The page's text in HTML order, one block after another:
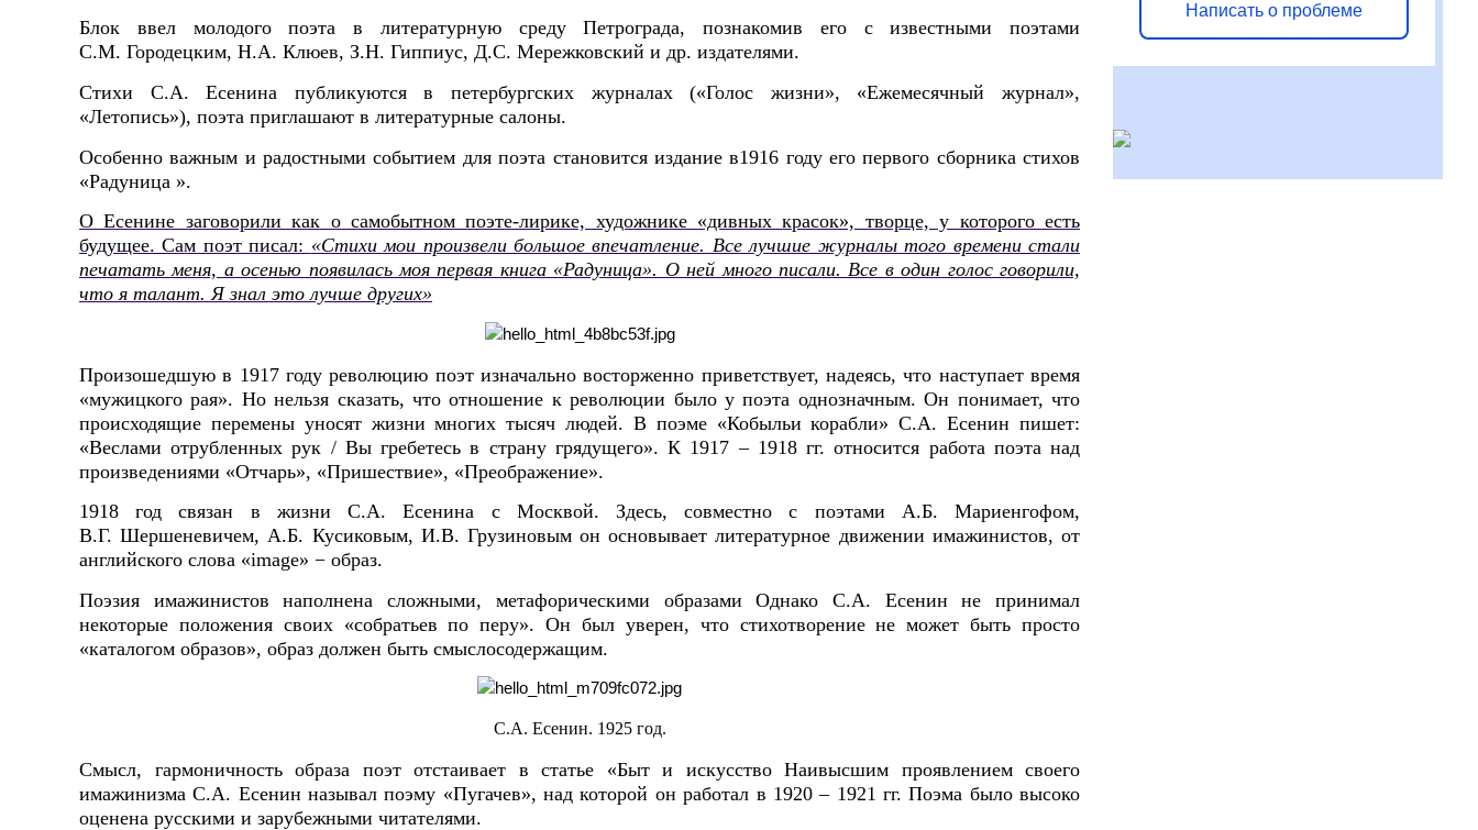
Написать о проблеме
Блок ввел молодого поэта в литературную среду Петрограда, познакомив его с известными поэтами
С.М. Городецким, Н.А. Клюев, З.Н. Гиппиус, Д.С. Мережковский и др. издателями.
Стихи С.А. Есенина публикуются в петербургских журналах («Голос жизни», «Ежемесячный журнал»,
«Летопись»), поэта приглашают в литературные салоны.
Особенно важным и радостными событием для поэта становится издание в1916 году его первого сборника стихов
«Радуница ».
О Есенине заговорили как о самобытном поэте-лирике, художнике «дивных красок», творце, у которого есть
будущее. Сам поэт писал: «Стихи мои произвели большое впечатление. Все лучшие журналы того времени стали
печатать меня, а осенью появилась моя первая книга «Радуница». О ней много писали. Все в один голос говорили,
что я талант. Я знал это лучше других»
Произошедшую в 1917 году революцию поэт изначально восторженно приветствует, надеясь, что наступает время
«мужицкого рая». Но нельзя сказать, что отношение к революции было у поэта однозначным. Он понимает, что
происходящие перемены уносят жизни многих тысяч людей. В поэме «Кобыльи корабли» С.А. Есенин пишет:
«Веслами отрубленных рук / Вы гребетесь в страну грядущего». К 1917 – 1918 гг. относится работа поэта над
произведениями «Отчарь», «Пришествие», «Преображение».
1918 год связан в жизни С.А. Есенина с Москвой. Здесь, совместно с поэтами А.Б. Мариенгофом,
В.Г. Шершеневичем, А.Б. Кусиковым, И.В. Грузиновым он основывает литературное движении имажинистов, от
английского слова «image» − образ.
Поэзия имажинистов наполнена сложными, метафорическими образами Однако С.А. Есенин не принимал
некоторые положения своих «собратьев по перу». Он был уверен, что стихотворение не может быть просто
«каталогом образов», образ должен быть смыслосодержащим.
С.А. Есенин. 1925 год.
Смысл, гармоничность образа поэт отстаивает в статье «Быт и искусство Наивысшим проявлением своего
имажинизма С.А. Есенин называл поэму «Пугачев», над которой он работал в 1920 – 1921 гг. Поэма было высоко
оценена русскими и зарубежными читателями.